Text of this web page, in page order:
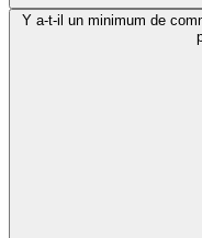
Y a-t-il un minimum de